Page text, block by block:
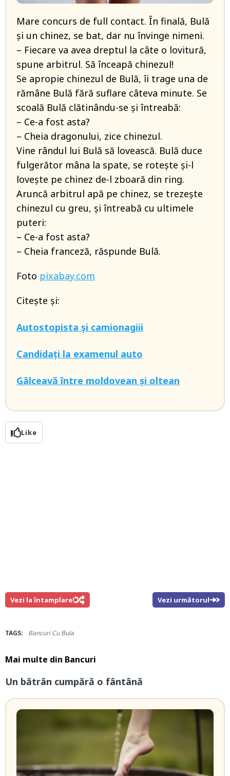
Mare concurs de full contact. În finală, Bulă
şi un chinez, se bat, dar nu învinge nimeni.
– Fiecare va avea dreptul la câte o lovitură,
spune arbitrul. Să înceapă chinezul!
Se apropie chinezul de Bulă, îi trage una de
rămâne Bulă fără suflare câteva minute. Se
scoală Bulă clătinându-se şi întreabă:
– Ce-a fost asta?
– Cheia dragonului, zice chinezul.
Vine rândul lui Bulă să lovească. Bulă duce
fulgerător mâna la spate, se roteşte şi-l
loveşte pe chinez de-l zboară din ring.
Aruncă arbitrul apă pe chinez, se trezeşte
chinezul cu greu, şi întreabă cu ultimele
puteri:
– Ce-a fost asta?
– Cheia franceză, răspunde Bulă.
Foto pixabay.com
Citește și:
Autostopista și camionagiii
Candidați la examenul auto
Gâlceavă între moldovean și oltean
Like
Vezi la întamplare! Vezi următorul
TAGS: Bancuri Cu Bula
Mai multe din Bancuri
Un bătrân cumpără o fântână